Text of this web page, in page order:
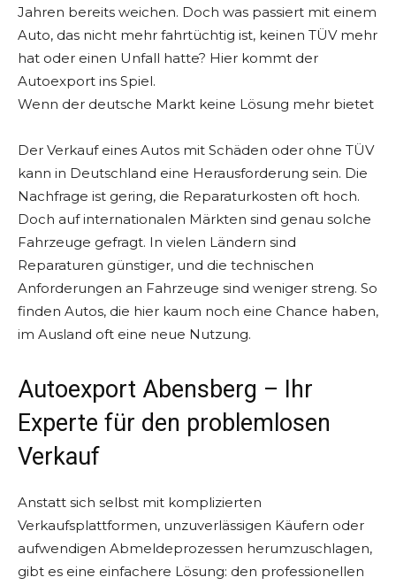
Jahren bereits weichen. Doch was passiert mit einem
Auto, das nicht mehr fahrtüchtig ist, keinen TÜV mehr
hat oder einen Unfall hatte? Hier kommt der
Autoexport ins Spiel.
Wenn der deutsche Markt keine Lösung mehr bietet
Der Verkauf eines Autos mit Schäden oder ohne TÜV
kann in Deutschland eine Herausforderung sein. Die
Nachfrage ist gering, die Reparaturkosten oft hoch.
Doch auf internationalen Märkten sind genau solche
Fahrzeuge gefragt. In vielen Ländern sind
Reparaturen günstiger, und die technischen
Anforderungen an Fahrzeuge sind weniger streng. So
finden Autos, die hier kaum noch eine Chance haben,
im Ausland oft eine neue Nutzung.
Autoexport Abensberg – Ihr
Experte für den problemlosen
Verkauf
Anstatt sich selbst mit komplizierten
Verkaufsplattformen, unzuverlässigen Käufern oder
aufwendigen Abmeldeprozessen herumzuschlagen,
gibt es eine einfachere Lösung: den professionellen